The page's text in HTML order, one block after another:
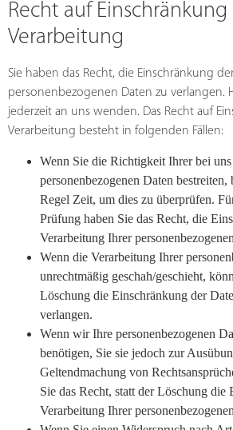
Recht auf Einschränkung
Verarbeitung
Sie haben das Recht, die Einschränkung
personenbezogenen Daten zu verlangen.
jederzeit an uns wenden. Das Recht auf
Verarbeitung besteht in folgenden Fällen:
Wenn Sie die Richtigkeit Ihrer bei uns
personenbezogenen Daten
Regel Zeit, um dies zu überprüfen.
Prüfung haben Sie das Recht, die
Verarbeitung Ihrer
Wenn die Verarbeitung Ihrer
unrechtmäßig geschah/geschieht,
Löschung die Einschränkung der
verlangen.
Wenn wir Ihre personenbezogenen
benötigen, Sie sie jedoch zur
Geltendmachung von
Sie das Recht, statt der Löschung die
Verarbeitung Ihrer